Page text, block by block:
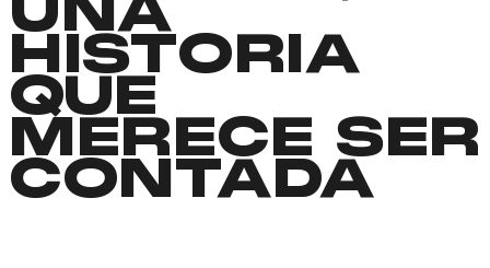
HISTORIA
QUE
MERECE SER
CONTADA